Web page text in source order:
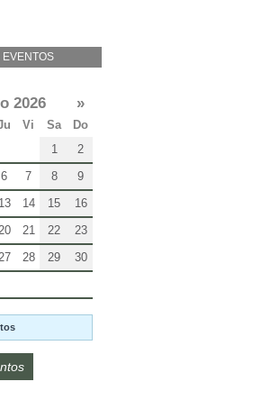
2026 »
Vi Sa
Do
1
2
6 7 8
9
13 14 15
16
20 21 22
23
27 28 29
30